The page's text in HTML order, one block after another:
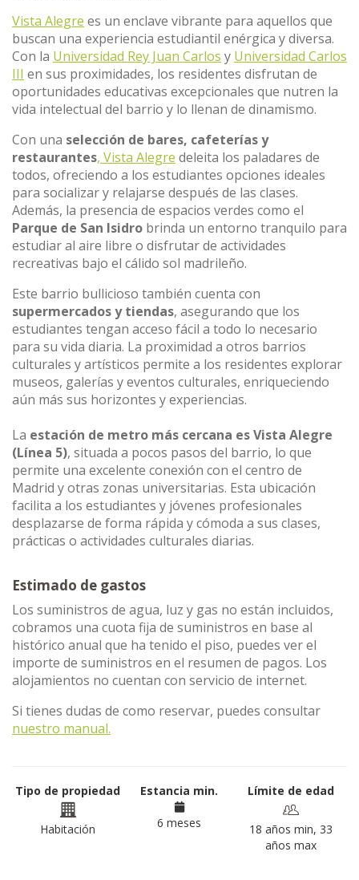
Vista Alegre es un enclave vibrante para aquellos que
buscan una experiencia estudiantil enérgica y diversa.
Con la Universidad Rey Juan Carlos y Universidad Carlos
III en sus proximidades, los residentes disfrutan de
oportunidades educativas excepcionales que nutren la
vida intelectual del barrio y lo llenan de dinamismo.
Con una selección de bares, cafeterías y
restaurantes, Vista Alegre deleita los paladares de
todos, ofreciendo a los estudiantes opciones ideales
para socializar y relajarse después de las clases.
Además, la presencia de espacios verdes como el
Parque de San Isidro brinda un entorno tranquilo para
estudiar al aire libre o disfrutar de actividades
recreativas bajo el cálido sol madrileño.
Este barrio bullicioso también cuenta con
supermercados y tiendas, asegurando que los
estudiantes tengan acceso fácil a todo lo necesario
para su vida diaria. La proximidad a otros barrios
culturales y artísticos permite a los residentes explorar
museos, galerías y eventos culturales, enriqueciendo
aún más sus horizontes y experiencias.
La estación de metro más cercana es Vista Alegre
(Línea 5), situada a pocos pasos del barrio, lo que
permite una excelente conexión con el centro de
Madrid y otras zonas universitarias. Esta ubicación
facilita a los estudiantes y jóvenes profesionales
desplazarse de forma rápida y cómoda a sus clases,
prácticas o actividades culturales diarias.
Estimado de gastos
Los suministros de agua, luz y gas no están incluidos,
cobramos una cuota fija de suministros en base al
histórico anual que ha tenido el piso, puedes ver el
importe de suministros en el resumen de pagos. Los
alojamientos no cuentan con servicio de internet.
Si tienes dudas de como reservar, puedes consultar
nuestro manual.
Tipo de propiedad
Habitación
Estancia min.
6 meses
Límite de edad
18 años min, 33
años max